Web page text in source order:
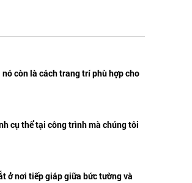
còn là cách trang trí phù hợp cho
cụ thể tại công trình mà chúng tôi
ở nơi tiếp giáp giữa bức tường và